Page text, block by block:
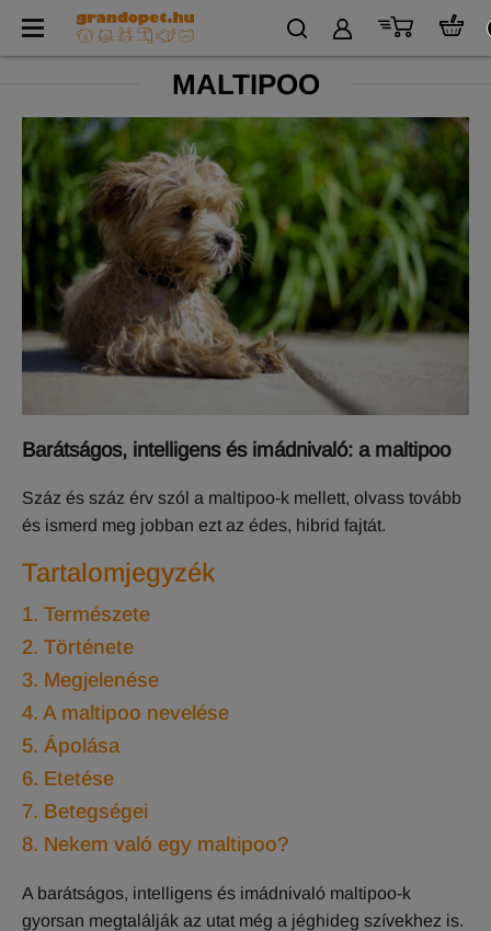
MALTIPOO
Barátságos, intelligens és imádnivaló: a maltipoo
Száz és száz érv szól a maltipoo-k mellett, olvass tovább
és ismerd meg jobban ezt az édes, hibrid fajtát.
Tartalomjegyzék
1. Természete
2. Története
3. Megjelenése
4. A maltipoo nevelése
5. Ápolása
6. Etetése
7. Betegségei
8. Nekem való egy maltipoo?
A barátságos, intelligens és imádnivaló maltipoo-k
gyorsan megtalálják az utat még a jéghideg szívekhez is.